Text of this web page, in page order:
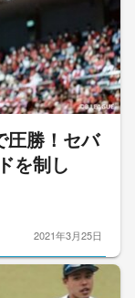
圧勝！セバ
を制し
2021年3月25日